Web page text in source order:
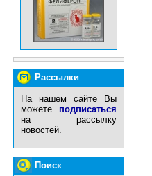
Рассылки
На нашем сайте Вы
можете подписаться
на рассылку
новостей.
Поиск